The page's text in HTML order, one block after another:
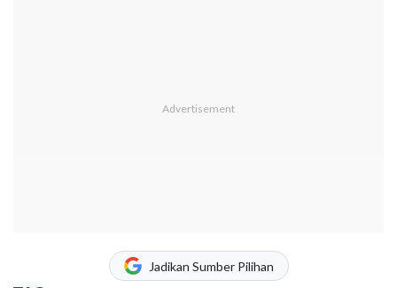
Jadikan Sumber Pilihan